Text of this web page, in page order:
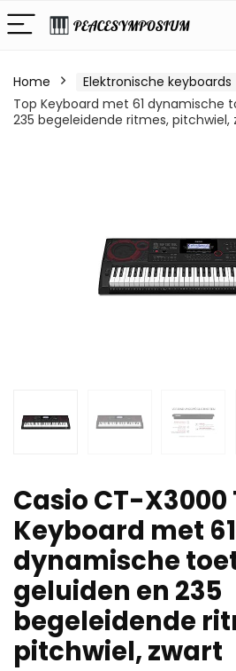
Home Elektronische keyboards
Top Keyboard met 61 dynamische
235 begeleidende ritmes, pitchwiel,
Casio CT-X3000
Keyboard met 61
dynamische
geluiden en 235
begeleidende
pitchwiel, zwart